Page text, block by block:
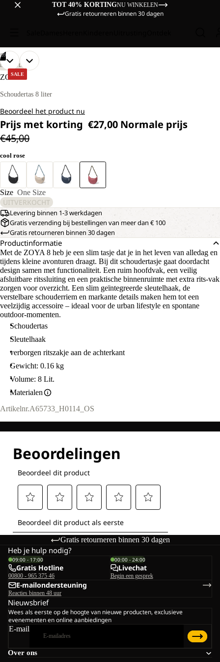
TOT 40% KORTINGNU WINKELEN
Gratis retourneren binnen 30 dagen
SALE
09
AFBEELDING
OPENEN
VOLLEDIG
AFBEELDING
OPENEN
VOLLEDIG
AFBEELDING
OPENEN
VOLLEDIG
AFBEELDING
OPENEN
VOLLEDIG
AFBEELDING
OPENEN
VOLLEDIG
AFBEELDING
OPENEN
VOLLEDIG
AFBEELDING
OPENEN
VOLLEDIG
AFBEELDING
OPENEN
VOLLEDIG
AFBEELDING
OPENEN
VOLLEDIG
LIFESTYLE
ZOYA 8
Schoudertas 8 liter
Beoordeel het product nu
Prijs met korting €27,00 Normale prijs
€45,00
cool rose
Size One Size
UITVERKOCHT
Levering binnen 1-3 werkdagen
Gratis verzending bij bestellingen van meer dan € 100
Gratis retourneren binnen 30 dagen
Productinformatie
Met de ZOYA 8 heb je een slim tasje dat je in het leven van alledag en
tijdens kleine avonturen draagt. Bij dit schoudertasje gaat doordacht
design samen met functionaliteit. Een ruim hoofdvak, een veilig
afsluitbare ritssluiting en een praktische binnenruimte met extra rits-vak
zorgen voor overzicht. Een slim geïntegreerde sleutelhaak, de
verstelbare schouderriem en markante details maken hem tot een
veelzijdig accessoire – ideaal voor de urban lifestyle en spontane
outdoor-momenten.
Schoudertas
Sleutelhaak
verborgen ritszakje aan de achterkant
Gewicht: 0.16 kg
Volume: 8 Lit.
Materialen
Artikelnr.A65733_H0114_OS
Gratis retourneren binnen 30 dagen
Over ons
Heb je hulp nodig?
09:00 - 17:00
Gratis Hotline
00800 - 965 375 46
00:00 - 24:00
Livechat
Begin een gesprek
E-mailondersteuning
Reacties binnen 48 uur
Nieuwsbrief
Wees als eerste op de hoogte van nieuwe producten, exclusieve
evenementen en online aanbiedingen
E-mail